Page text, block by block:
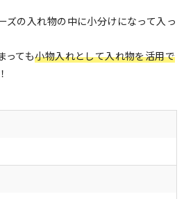
ズの入れ物の中に小分けになって入っ
っても小物入れとして入れ物を活用で